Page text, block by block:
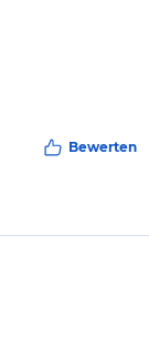
Bewerten